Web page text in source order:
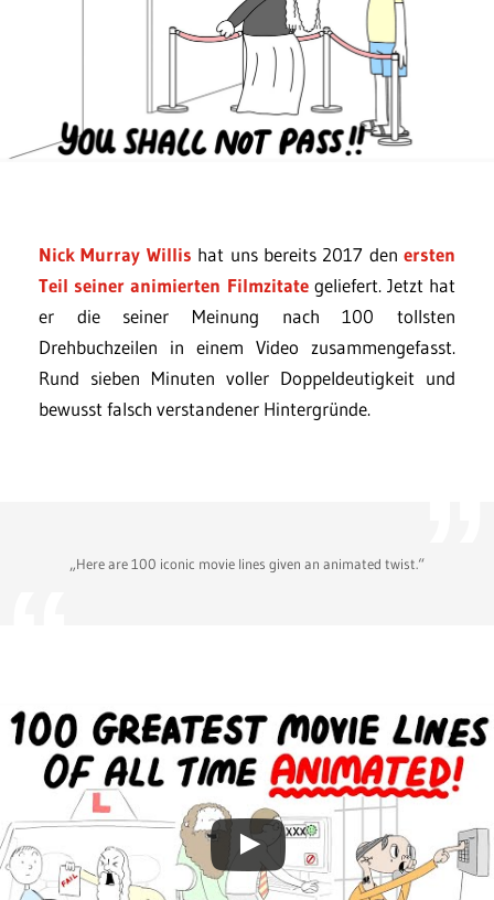
Nick Murray Willis hat uns bereits 2017 den ersten
Teil seiner animierten Filmzitategeliefert. Jetzt hat
er die seiner Meinung nach 100 tollsten
Drehbuchzeilen in einem Video zusammengefasst.
Rund sieben Minuten voller Doppeldeutigkeit und
bewusst falsch verstandener Hintergründe.
„Here are 100 iconic movie lines given an animated twist.“